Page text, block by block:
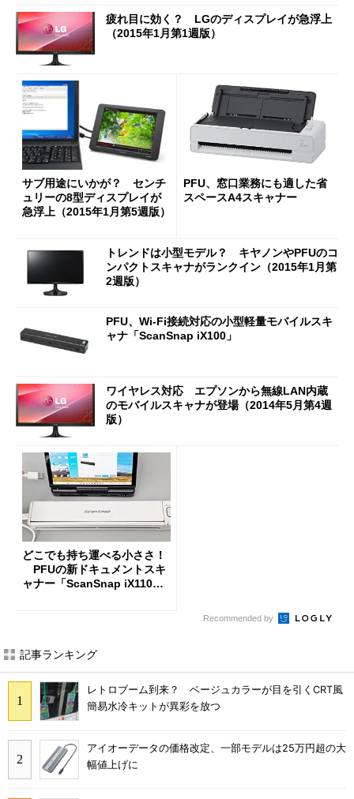
疲れ目に効く？ LGのディスプレイが急浮上
（2015年1月第1週版）
サブ用途にいかが？ センチ
ュリーの8型ディスプレイが
急浮上（2015年1月第5週版）
PFU、窓口業務にも適した省
スペースA4スキャナー
トレンドは小型モデル？ キヤノンやPFUのコ
ンパクトスキャナがランクイン（2015年1月第
2週版）
PFU、Wi-Fi接続対応の小型軽量モバイルスキ
ャナ「ScanSnap iX100」
ワイヤレス対応 エプソンから無線LAN内蔵
のモバイルスキャナが登場（2014年5月第4週
版）
どこでも持ち運べる小ささ！
PFUの新ドキュメントスキ
ャナー「ScanSnap iX110」
Recommended by
記事ランキング
レトロブーム到来？ ベージュカラーが目を引くCRT風
簡易水冷キットが異彩を放つ
アイオーデータの価格改定、一部モデルは25万円超の大
幅値上げに